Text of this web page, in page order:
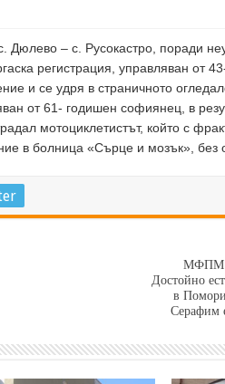
Дюлево – с. Русокастро, поради
регистрация, управляван от
и се удря в страничното
от 61- годишен софиянец, в
мотоциклетистът, който с
в болница «Сърце и мозък», без
МФПМ
Достойно
в
Серафим